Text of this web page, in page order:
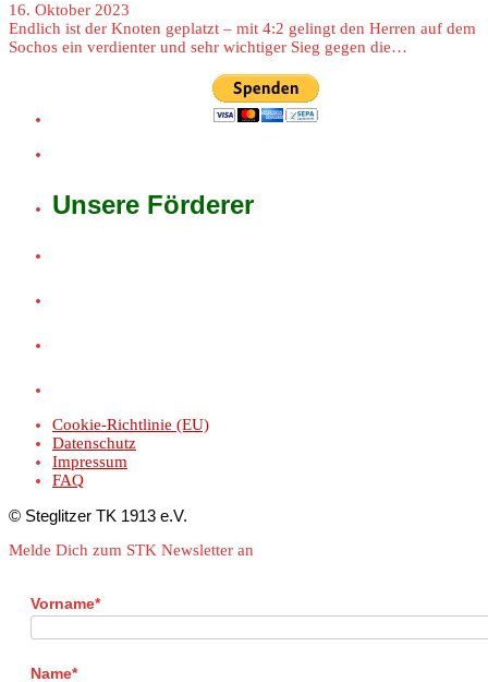
16. Oktober 2023
Endlich ist der Knoten geplatzt – mit 4:2 gelingt den Herren auf dem
Sochos ein verdienter und sehr wichtiger Sieg gegen die…
Unsere Förderer
Cookie-Richtlinie (EU)
Datenschutz
Impressum
FAQ
© Steglitzer TK 1913 e.V.
Melde Dich zum STK Newsletter an
Vorname*
Name*